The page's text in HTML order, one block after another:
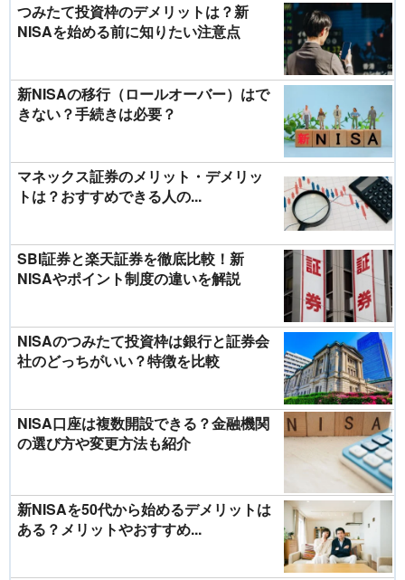
つみたて投資枠のデメリットは？新
NISAを始める前に知りたい注意点
新NISAの移行（ロールオーバー）はで
きない？手続きは必要？
マネックス証券のメリット・デメリッ
トは？おすすめできる人の...
SBI証券と楽天証券を徹底比較！新
NISAやポイント制度の違いを解説
NISAのつみたて投資枠は銀行と証券会
社のどっちがいい？特徴を比較
NISA口座は複数開設できる？金融機関
の選び方や変更方法も紹介
新NISAを50代から始めるデメリットは
ある？メリットやおすすめ...